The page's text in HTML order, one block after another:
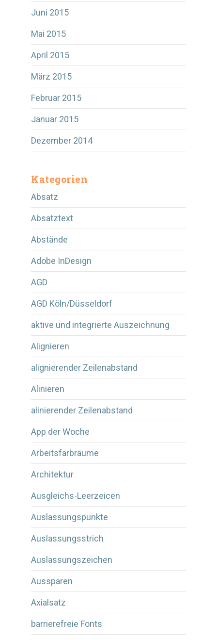
Juni 2015
Mai 2015
April 2015
März 2015
Februar 2015
Januar 2015
Dezember 2014
Kategorien
Absatz
Absatztext
Abstände
Adobe InDesign
AGD
AGD Köln/Düsseldorf
aktive und integrierte Auszeichnung
Alignieren
alignierender Zeilenabstand
Alinieren
alinierender Zeilenabstand
App der Woche
Arbeitsfarbräume
Architektur
Ausgleichs-Leerzeicen
Auslassungspunkte
Auslassungsstrich
Auslassungszeichen
Aussparen
Axialsatz
barrierefreie Fonts